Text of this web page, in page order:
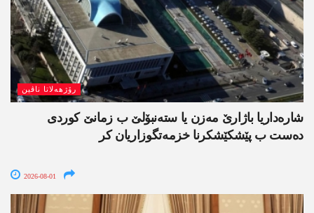
رۆژھەلاتا ناڤین
شارەداریا باژارێ مەزن یا ستەنبۆلێ ب زمانێ کوردی
دەست ب پێشکێشکرنا خزمەتگوزاریان کر
2026-08-01